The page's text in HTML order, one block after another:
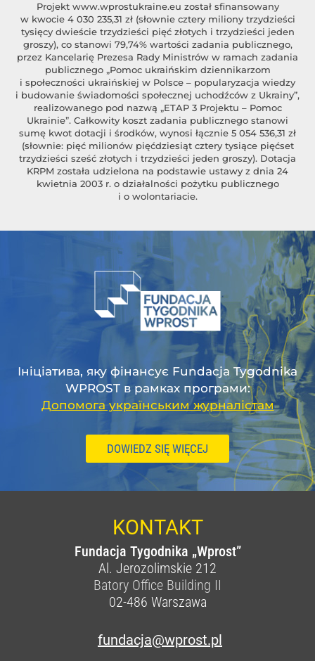
Projekt www.wprostukraine.eu został sfinansowany
w kwocie 4 030 235,31 zł (słownie cztery miliony trzydzieści
tysięcy dwieście trzydzieści pięć złotych i trzydzieści jeden
groszy), co stanowi 79,74% wartości zadania publicznego,
przez Kancelarię Prezesa Rady Ministrów w ramach zadania
publicznego „Pomoc ukraińskim dziennikarzom
i społeczności ukraińskiej w Polsce – popularyzacja wiedzy
i budowanie świadomości społecznej uchodźców z Ukrainy”,
realizowanego pod nazwą „ETAP 3 Projektu – Pomoc
Ukrainie”. Całkowity koszt zadania publicznego stanowi
sumę kwot dotacji i środków, wynosi łącznie 5 054 536,31 zł
(słownie: pięć milionów pięćdziesiąt cztery tysiące pięćset
trzydzieści sześć złotych i trzydzieści jeden groszy). Dotacja
KRPM została udzielona na podstawie ustawy z dnia 24
kwietnia 2003 r. o działalności pożytku publicznego
i o wolontariacie.
Ініціатива, яку фінансує Fundacja Tygodnika
WPROST в рамках програми:
Допомога українським журналістам
DOWIEDZ SIĘ WIĘCEJ
KONTAKT
Fundacja Tygodnika „Wprost”
Al. Jerozolimskie 212
Batory Office Building II
02-486 Warszawa
fundacja@wprost.pl